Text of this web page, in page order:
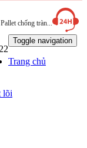
chống tràn...
khách
hàng
Toggle navigation
Trang chủ
lõi